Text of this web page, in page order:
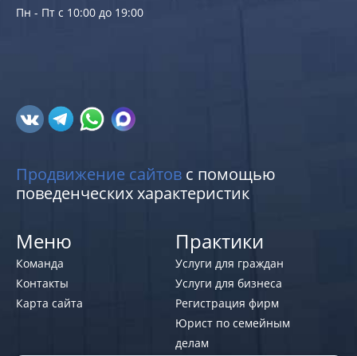
Пн - Пт с 10:00 до 19:00
Продвижение сайтов с помощью
поведенческих характеристик
Меню
Команда
Контакты
Карта сайта
Практики
Услуги для граждан
Услуги для бизнеса
Регистрация фирм
Юрист по семейным
делам